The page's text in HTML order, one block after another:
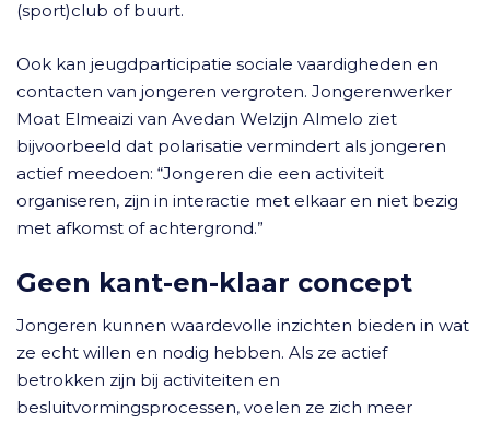
(sport)club of buurt.
Ook kan jeugdparticipatie sociale vaardigheden en
contacten van jongeren vergroten. Jongerenwerker
Moat Elmeaizi van Avedan Welzijn Almelo ziet
bijvoorbeeld dat polarisatie vermindert als jongeren
actief meedoen: “Jongeren die een activiteit
organiseren, zijn in interactie met elkaar en niet bezig
met afkomst of achtergrond.”
Geen kant-en-klaar concept
Jongeren kunnen waardevolle inzichten bieden in wat
ze echt willen en nodig hebben. Als ze actief
betrokken zijn bij activiteiten en
besluitvormingsprocessen, voelen ze zich meer